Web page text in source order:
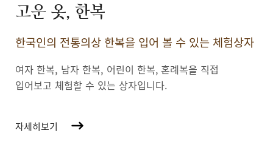
고운 옷, 한복
한국인의 전통의상 한복을 입어 볼 수 있는 체험상자
여자 한복, 남자 한복, 어린이 한복, 혼례복을 직접
입어보고 체험할 수 있는 상자입니다.
자세히보기